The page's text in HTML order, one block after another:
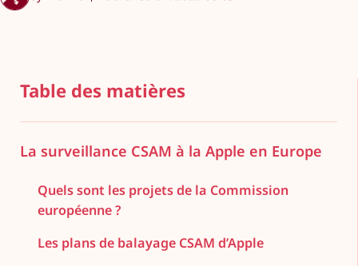
Table des matières
La surveillance CSAM à la Apple en Europe
Quels sont les projets de la Commission
européenne ?
Les plans de balayage CSAM d’Apple